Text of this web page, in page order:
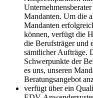
Mandanten. Um die
Mandanten
können, verfügt die
die Berufsträger und
sämtlicher Aufträge.
Schwerpunkte der
es uns, unseren
Beratungsangebot
verfügt über ein